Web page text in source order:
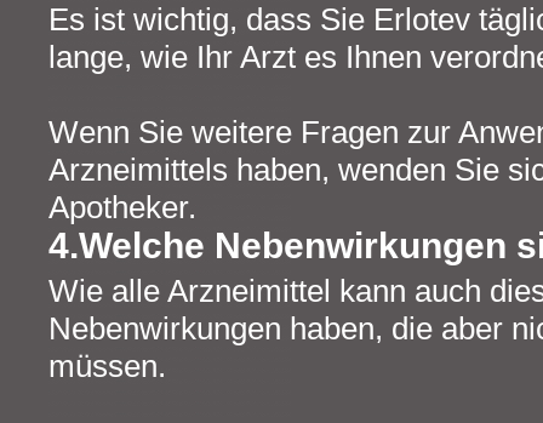
Es ist wichtig, dass Sie Erlotev
lange, wie Ihr Arzt es Ihnen
Wenn Sie weitere Fragen zur
Arzneimittels haben, wenden Sie
Apotheker.
4.Welche Nebenwirkungen
Wie alle Arzneimittel kann auch
Nebenwirkungen haben, die aber
müssen.